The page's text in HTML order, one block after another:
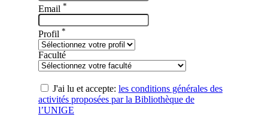
Email *
Profil *
Faculté
J'ai lu et accepte: les conditions générales des
activités proposées par la Bibliothèque de
l’UNIGE